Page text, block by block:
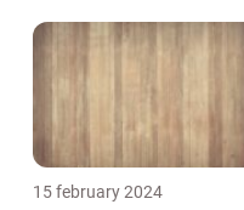
15 february 2024